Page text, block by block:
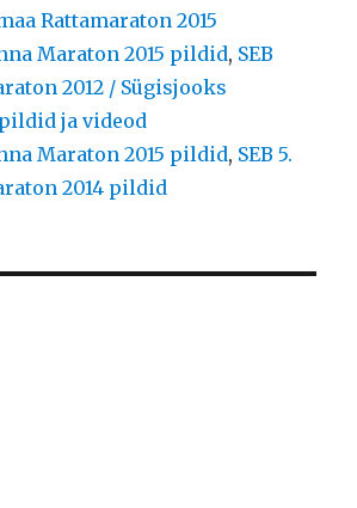
Rattamaraton 2015
Maraton 2015 pildid, SEB
2012 / Sügisjooks
ja videod
Maraton 2015 pildid, SEB 5.
2014 pildid